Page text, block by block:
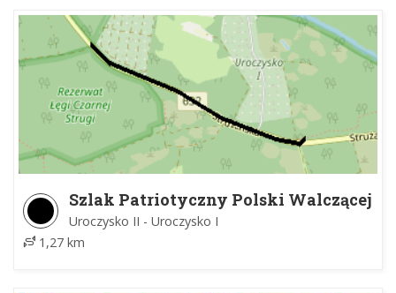
Szlak Patriotyczny Polski Walczącej
Uroczysko II - Uroczysko I
1,27 km